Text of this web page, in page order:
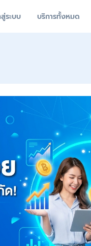
สู่ระบบ บริการทั้งหมด